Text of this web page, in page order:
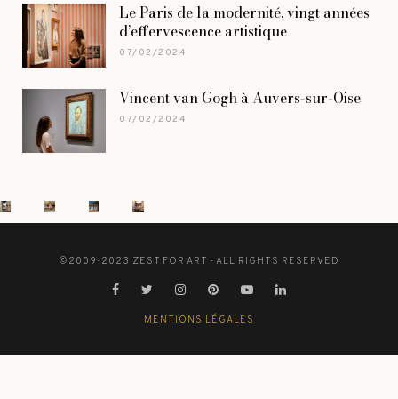
Le Paris de la modernité, vingt années
d’effervescence artistique
07/02/2024
Vincent van Gogh à Auvers-sur-Oise
07/02/2024
©2009-2023 ZEST FOR ART - ALL RIGHTS RESERVED
MENTIONS LÉGALES